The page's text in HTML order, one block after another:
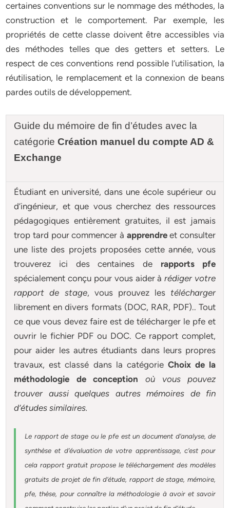
certaines conventions sur le nommage des méthodes, la
construction et le comportement. Par exemple, les
propriétés de cette classe doivent être accessibles via
des méthodes telles que des getters et setters. Le
respect de ces conventions rend possible l’utilisation, la
réutilisation, le remplacement et la connexion de beans
pardes outils de développement.
Guide du mémoire de fin d’études avec la
catégorieCréation manuel du compte AD &
Exchange
Étudiant en université, dans une école supérieur ou
d’ingénieur, et que vous cherchez des ressources
pédagogiques entièrement gratuites, il est jamais
trop tard pour commencer à apprendreet consulter
une liste des projets proposées cette année, vous
trouverez ici des centaines de rapports pfe
spécialement conçu pour vous aider àrédiger votre
rapport de stage, vous prouvez les télécharger
librement en divers formats (DOC, RAR, PDF).. Tout
ce que vous devez faire est de télécharger le pfe et
ouvrir le fichier PDF ou DOC. Ce rapport complet,
pour aider les autres étudiants dans leurs propres
travaux, est classé dans la catégorieChoix de la
méthodologie de conceptionoù vous pouvez
trouver aussi quelques autresmémoires de fin
d’études similaires.
Le rapport de stage ou le pfe est un document d’analyse, de
synthèse et d’évaluation de votre apprentissage, c’est pour
cela rapport gratuit propose le téléchargement des modèles
gratuits de projet de fin d’étude, rapport de stage, mémoire,
pfe, thèse, pour connaître la méthodologie à avoir et savoir